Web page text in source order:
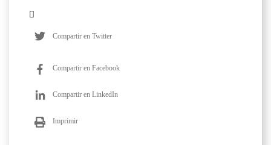
Compartir en Twitter
Compartir en Facebook
Compartir en LinkedIn
Imprimir